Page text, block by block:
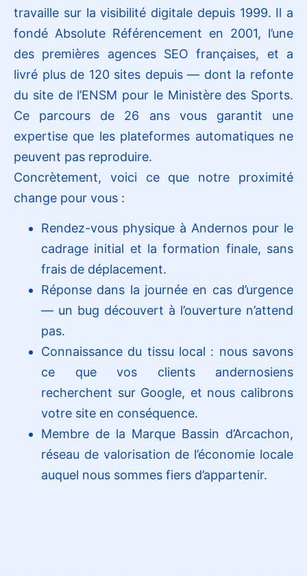
travaille sur la visibilité digitale depuis 1999. Il a
fondé Absolute Référencement en 2001, l’une
des premières agences SEO françaises, et a
livré plus de 120 sites depuis — dont la refonte
du site de l’ENSM pour le Ministère des Sports.
Ce parcours de 26 ans vous garantit une
expertise que les plateformes automatiques ne
peuvent pas reproduire.
Concrètement, voici ce que notre proximité
change pour vous :
Rendez-vous physique à Andernos pour le
cadrage initial et la formation finale, sans
frais de déplacement.
Réponse dans la journée en cas d’urgence
— un bug découvert à l’ouverture n’attend
pas.
Connaissance du tissu local : nous savons
ce que vos clients andernosiens
recherchent sur Google, et nous calibrons
votre site en conséquence.
Membre de la Marque Bassin d’Arcachon,
réseau de valorisation de l’économie locale
auquel nous sommes fiers d’appartenir.